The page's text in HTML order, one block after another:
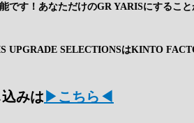
です！あなただけのGR YARISにすること
UPGRADE SELECTIONSはKINTO
みは ▶こちら◀